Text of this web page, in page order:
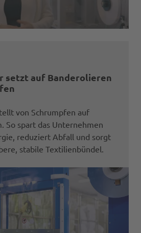
setzt auf Banderolieren
von Schrumpfen auf
So spart das Unternehmen
reduziert Abfall und sorgt
stabile Textilienbündel.